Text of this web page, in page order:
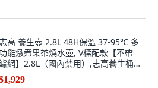
高 養生壺 2.8L 48H保溫 37-95℃ 多
能燉煮果茶燒水壺, V標配款【不帶
網】2.8L（國內禁用）,志高養生桶,
V標配款【不帶濾網】2.8L